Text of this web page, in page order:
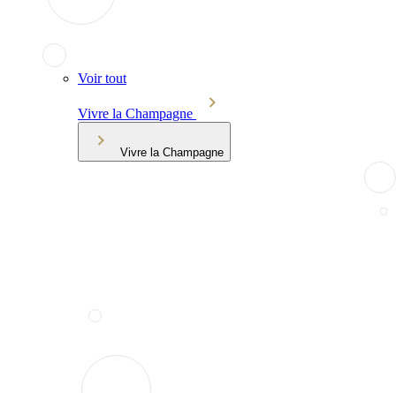
Voir tout
Vivre la Champagne
Vivre la Champagne